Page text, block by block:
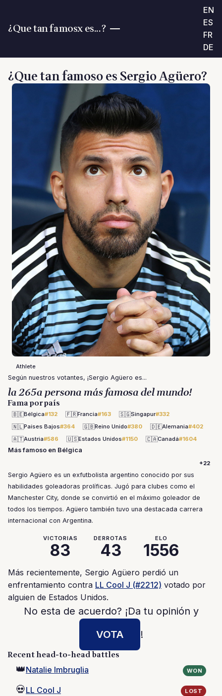
¿Que tan famosx es...?
EN
ES
FR
DE
¿Que tan famoso es Sergio Agüero?
Athlete
Según nuestros votantes, ¡Sergio Agüero es...
la 265a persona más famosa del mundo!
Fama por país
🇧🇪Bélgica#132 🇫🇷Francia#163 🇸🇬Singapur#332
🇳🇱Países Bajos#364 🇬🇧Reino Unido#380 🇩🇪Alemania#402
🇦🇹Austria#586 🇺🇸Estados Unidos#1150 🇨🇦Canadá#1604
Más famoso en Bélgica
+22
Sergio Agüero es un exfutbolista argentino conocido por sus
habilidades goleadoras prolíficas. Jugó para clubes como el
Manchester City, donde se convirtió en el máximo goleador de
todos los tiempos. Agüero también tuvo una destacada carrera
internacional con Argentina.
VICTORIAS
83
DERROTAS
43
ELO
1556
Más recientemente, Sergio Agüero perdió un
enfrentamiento contra LL Cool J (#2212) votado por
alguien de Estados Unidos.
No esta de acuerdo? ¡Da tu opinión y
VOTA
!
Recent head-to-head battles
👑Natalie Imbruglia WON
💀LL Cool J LOST